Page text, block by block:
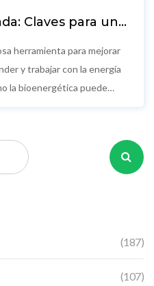
Claves para un
herramienta para mejorar
y trabajar con la energía
la bioenergética puede
temas clave como el
manejo del estrés,
(187)
(107)